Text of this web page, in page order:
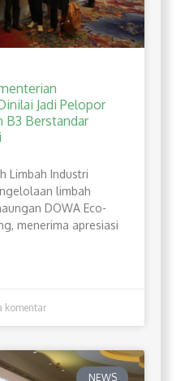
Jadi Pelopor
B3 Berstandar
Limbah Industri
limbah
DOWA Eco-
menerima apresiasi
komentar
NEWS